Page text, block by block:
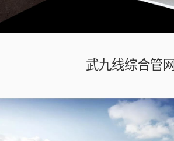
武九线综合管网